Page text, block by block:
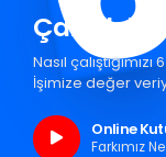
Çan
Nasıl
İşimize değer
Online
Farkımız